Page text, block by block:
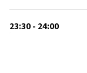
23:30 - 24:00